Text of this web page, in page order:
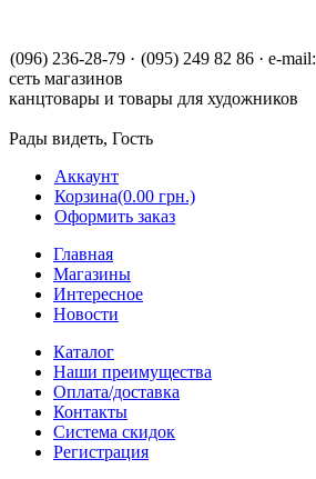
(096) 236-28-79 · (095) 249 82 86 · e-mail:
сеть магазинов
канцтовары и товары для художников
Рады видеть, Гость
Аккаунт
Корзина(0.00 грн.)
Оформить заказ
Главная
Магазины
Интересное
Новости
Каталог
Наши преимущества
Оплата/доставка
Контакты
Система скидок
Регистрация